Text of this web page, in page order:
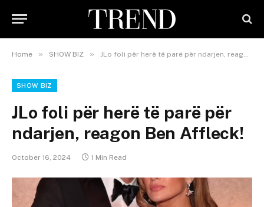
Home » SHOW BIZ » JLo foli për herë të parë për ndarjen, reagon Ben Affleck!
SHOW BIZ
JLo foli për herë të parë për
ndarjen, reagon Ben Affleck!
October 16, 2024 1 Min Read